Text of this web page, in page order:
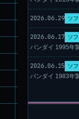
2026.06.29 ソ
2026.06.17 ソ
バンダイ 1995年
2026.06.15 ソ
バンダイ 1983年
旧キット製作★本